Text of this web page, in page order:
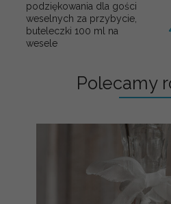
podziękowania dla gości
weselnych za przybycie,
buteleczki 100 ml na
wesele
Polecamy